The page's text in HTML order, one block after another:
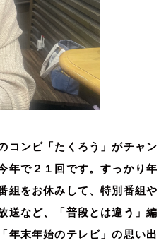
コンビ「たくろう」がチャン
年で２１回です。すっかり年
組をお休みして、特別番組や
送など、「普段とは違う」編
年末年始のテレビ」の思い出